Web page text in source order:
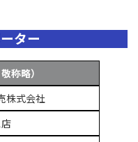
ター
称略）
株式会社